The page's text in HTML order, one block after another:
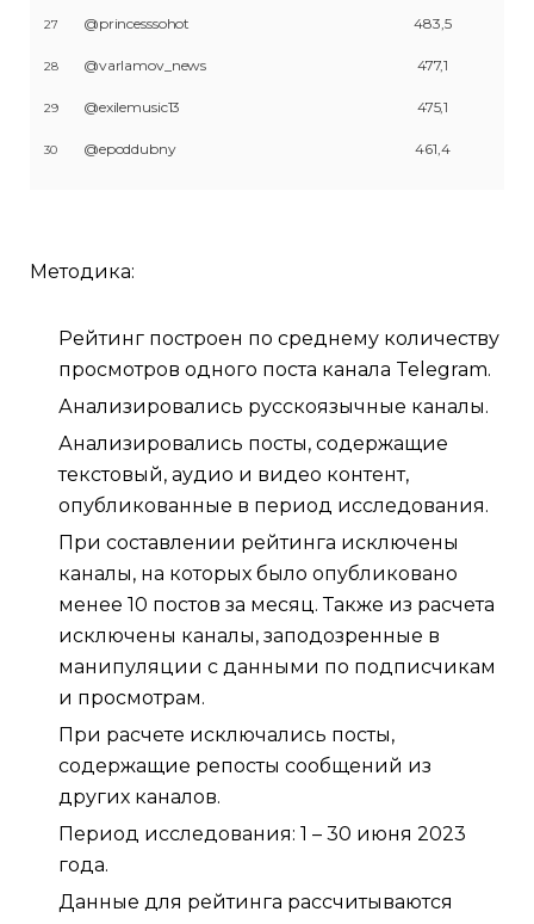
27 @princesssohot 483,5
28 @varlamov_news 477,1
29 @exilemusic13 475,1
30 @epoddubny 461,4
Методика:
Рейтинг построен по среднему количеству
просмотров одного поста канала Telegram.
Анализировались русскоязычные каналы.
Анализировались посты, содержащие
текстовый, аудио и видео контент,
опубликованные в период исследования.
При составлении рейтинга исключены
каналы, на которых было опубликовано
менее 10 постов за месяц. Также из расчета
исключены каналы, заподозренные в
манипуляции с данными по подписчикам
и просмотрам.
При расчете исключались посты,
содержащие репосты сообщений из
других каналов.
Период исследования: 1 – 30 июня 2023
года.
Данные для рейтинга рассчитываются